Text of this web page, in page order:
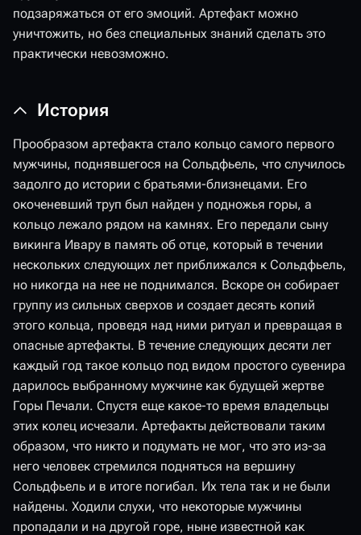
подзаряжаться от его эмоций. Артефакт можно
уничтожить, но без специальных знаний сделать это
практически невозможно.
История
Прообразом артефакта стало кольцо самого первого
мужчины, поднявшегося на Сольдфьель, что случилось
задолго до истории с братьями-близнецами. Его
окоченевший труп был найден у подножья горы, а
кольцо лежало рядом на камнях. Его передали сыну
викинга Ивару в память об отце, который в течении
нескольких следующих лет приближался к Сольдфьель,
но никогда на нее не поднимался. Вскоре он собирает
группу из сильных сверхов и создает десять копий
этого кольца, проведя над ними ритуал и превращая в
опасные артефакты. В течение следующих десяти лет
каждый год такое кольцо под видом простого сувенира
дарилось выбранному мужчине как будущей жертве
Горы Печали. Спустя еще какое-то время владельцы
этих колец исчезали. Артефакты действовали таким
образом, что никто и подумать не мог, что это из-за
него человек стремился подняться на вершину
Сольдфьель и в итоге погибал. Их тела так и не были
найдены. Ходили слухи, что некоторые мужчины
пропадали и на другой горе, ныне известной как